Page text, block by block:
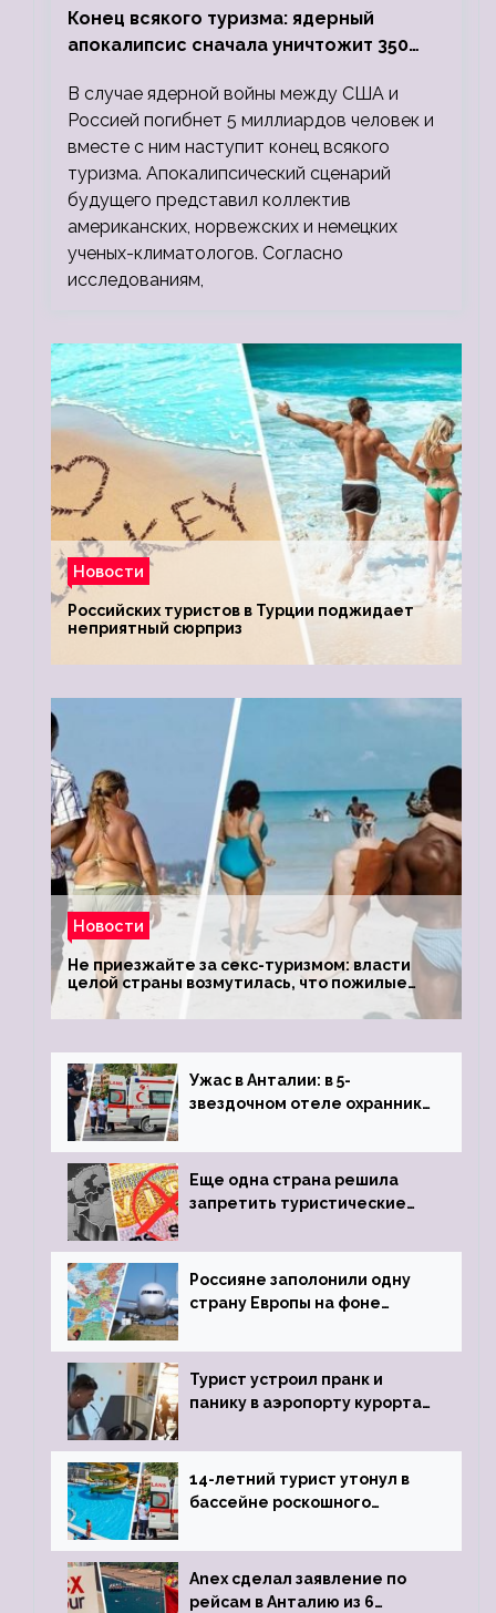
Конец всякого туризма: ядерный
апокалипсис сначала уничтожит 350
людей
В случае ядерной войны между США и
Россией погибнет 5 миллиардов человек и
вместе с ним наступит конец всякого
туризма. Апокалипсический сценарий
будущего представил коллектив
американских, норвежских и немецких
ученых-климатологов. Согласно
исследованиям,
Новости
Российских туристов в Турции поджидает
неприятный сюрприз
Новости
Не приезжайте за секс-туризмом: власти
целой страны возмутилась, что пожилые
туристки массово едут к ним, чтобы
обзавестись молодыми любовниками
Ужас в Анталии: в 5-
звездочном отеле охранник
пистолета
Еще одна страна решила
запретить туристические
Россияне заполонили одну
страну Европы на фоне
виз
Турист устроил пранк и
панику в аэропорту курорта,
задержке рейса
14-летний турист утонул в
бассейне роскошного
Anex сделал заявление по
рейсам в Анталию из 6